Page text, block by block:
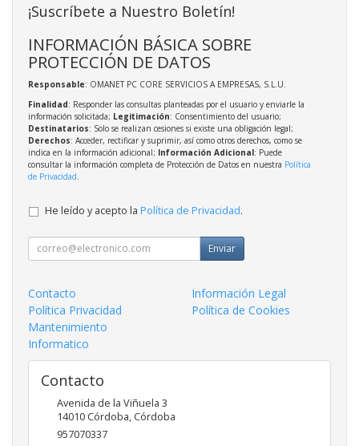
¡Suscríbete a Nuestro Boletín!
INFORMACIÓN BÁSICA SOBRE
PROTECCIÓN DE DATOS
Responsable: OMANET PC CORE SERVICIOS A EMPRESAS, S.L.U.
Finalidad: Responder las consultas planteadas por el usuario y enviarle la
información solicitada; Legitimación: Consentimiento del usuario;
Destinatarios: Solo se realizan cesiones si existe una obligación legal;
Derechos: Acceder, rectificar y suprimir, así como otros derechos, como se
indica en la información adicional; Información Adicional: Puede
consultar la información completa de Protección de Datos en nuestra Política
de Privacidad
He leído y acepto la Política de Privacidad.
Enviar
Contacto
Información Legal
Política Privacidad
Política de Cookies
Mantenimiento
Informatico
Contacto
Avenida de la Viñuela 3
14010 Córdoba, Córdoba
957070337